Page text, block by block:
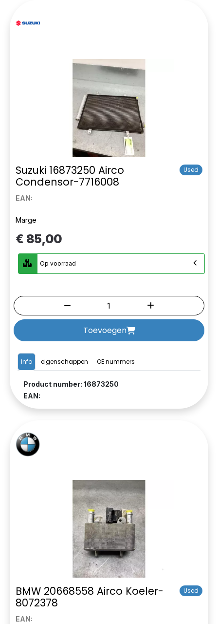
Suzuki 16873250 Airco
Condensor-7716008
Used
EAN:
Info eigenschappen OE nummers
Product number: 16873250
EAN:
Marge
€ 85,00
Op voorraad
Toevoegen
BMW 20668558 Airco Koeler-
8072378
Used
EAN: